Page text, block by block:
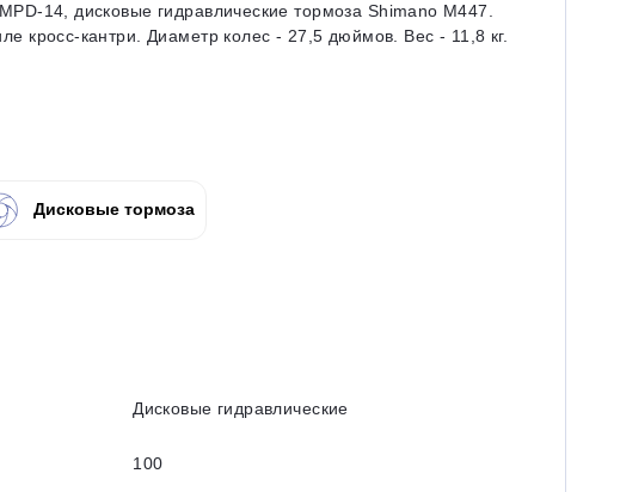
14, дисковые гидравлические тормоза Shimano M447.
кросс-кантри. Диаметр колес - 27,5 дюймов. Вес - 11,8 кг.
Дисковые тормоза
Дисковые гидравлические
100
в 2